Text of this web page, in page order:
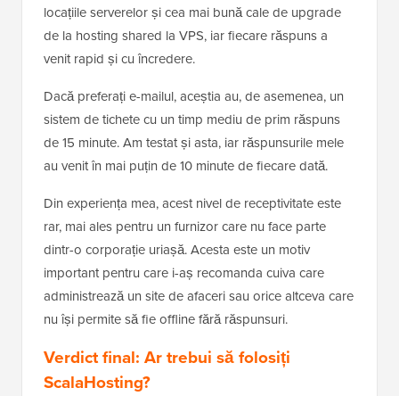
locațiile serverelor și cea mai bună cale de upgrade
de la hosting shared la VPS, iar fiecare răspuns a
venit rapid și cu încredere.
Dacă preferați e-mailul, aceștia au, de asemenea, un
sistem de tichete cu un timp mediu de prim răspuns
de 15 minute. Am testat și asta, iar răspunsurile mele
au venit în mai puțin de 10 minute de fiecare dată.
Din experiența mea, acest nivel de receptivitate este
rar, mai ales pentru un furnizor care nu face parte
dintr-o corporație uriașă. Acesta este un motiv
important pentru care i-aș recomanda cuiva care
administrează un site de afaceri sau orice altceva care
nu își permite să fie offline fără răspunsuri.
Verdict final: Ar trebui să folosiți
ScalaHosting?